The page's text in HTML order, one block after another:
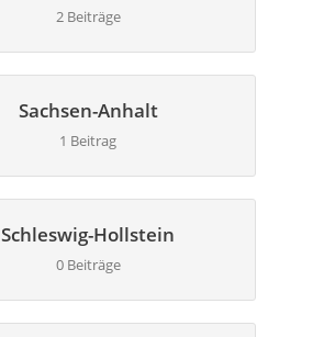
2 Beiträge
Sachsen-Anhalt
1 Beitrag
Schleswig-Hollstein
0 Beiträge